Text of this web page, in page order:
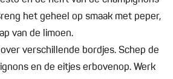
het geheel op smaak met peper,
van de limoen.
verschillende bordjes. Schep de
en de eitjes erbovenop. Werk